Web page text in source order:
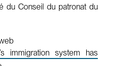
du Conseil du patronat du
immigration system has